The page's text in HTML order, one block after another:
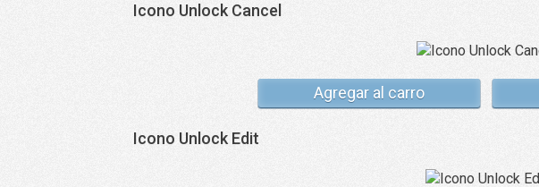
Icono Unlock Cancel
Agregar al carro
Icono Unlock Edit